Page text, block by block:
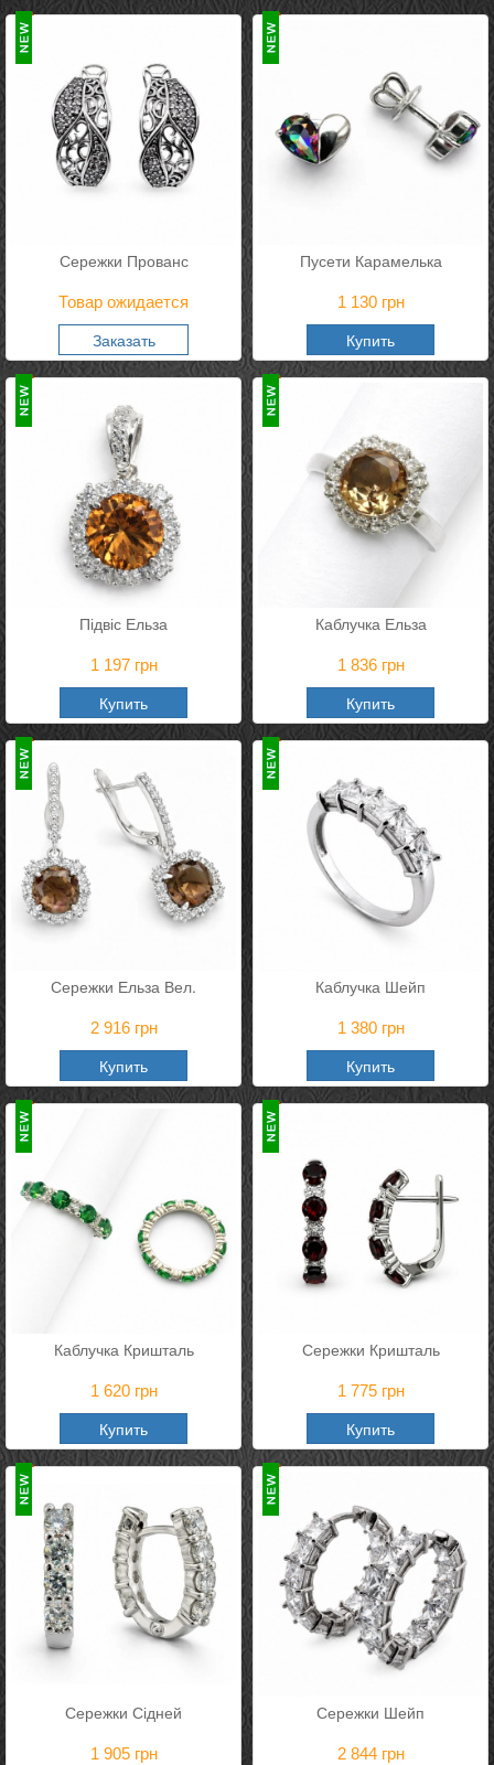
Сережки Прованс
Товар ожидается
Заказать
Пусети Карамелька
1 130грн
Купить
Підвіс Ельза
1 197грн
Купить
Каблучка Ельза
1 836грн
Купить
Сережки Ельза Вел.
2 916грн
Купить
Каблучка Шейп
1 380грн
Купить
Каблучка Кришталь
1 620грн
Купить
Сережки Кришталь
1 775грн
Купить
Сережки Сідней
1 905грн
Сережки Шейп
2 844грн